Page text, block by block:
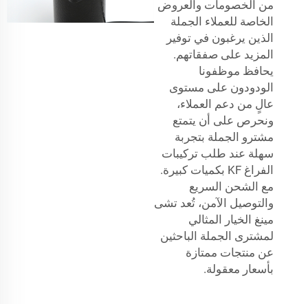
من الخصومات والعروض
الخاصة للعملاء الجملة
الذين يرغبون في توفير
المزيد على صفقاتهم.
يحافظ موظفونا
الودودون على مستوى
عالٍ من دعم العملاء،
ونحرص على أن يتمتع
مشترو الجملة بتجربة
سهلة عند طلب تركيبات
الفراغ KF بكميات كبيرة.
مع الشحن السريع
والتوصيل الآمن، تُعد تشى
مينغ الخيار المثالي
لمشترى الجملة الباحثين
عن منتجات ممتازة
بأسعار معقولة.